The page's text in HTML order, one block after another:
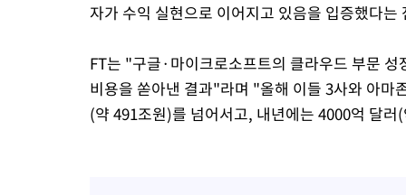
자가 수익 실현으로 이어지고 있음을 입증했다는
FT는 "구글·마이크로소프트의 클라우드 부문
비용을 쏟아낸 결과"라며 "올해 이들 3사와 아마
(약 491조원)를 넘어서고, 내년에는 4000억 달